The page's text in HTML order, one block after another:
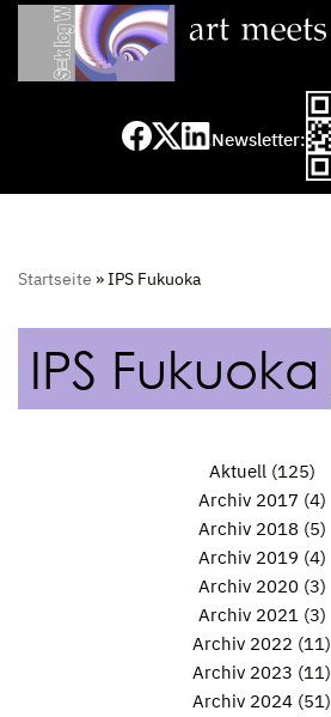
Zum
Newsletter:
Startseite »IPS Fukuoka
IPS Fukuoka
Aktuell(125)
Archiv 2017 (4)
Archiv 2018 (5)
Archiv 2019 (4)
Archiv 2020 (3)
Archiv 2021(3)
Archiv 2022 (11)
Archiv 2023 (11)
Archiv 2024 (51)